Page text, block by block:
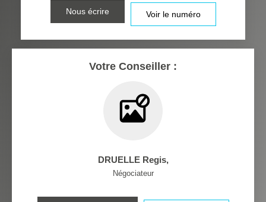
COMMERCES
Nous écrire Voir le numéro
Votre Conseiller :
DRUELLE Regis,
Négociateur